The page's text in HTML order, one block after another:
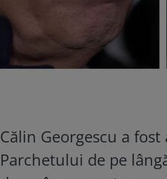
Călin Georgescu a
Parchetului de pe